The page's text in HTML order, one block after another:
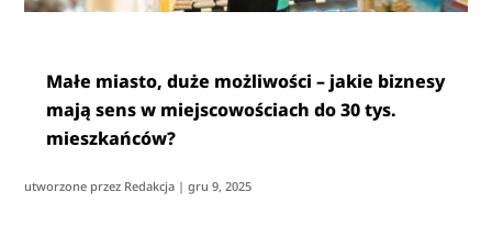
Małe miasto, duże możliwości – jakie biznesy
mają sens w miejscowościach do 30 tys.
mieszkańców?
utworzone przez Redakcja |gru 9, 2025